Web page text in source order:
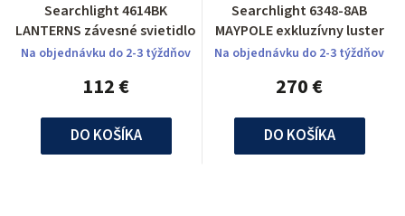
Searchlight 4614BK
LANTERNS závesné svietidlo
Na objednávku do 2-3 týždňov
112 €
DO KOŠÍKA
Searchlight 6348-8AB
MAYPOLE exkluzívny luster
Na objednávku do 2-3 týždňov
270 €
DO KOŠÍKA